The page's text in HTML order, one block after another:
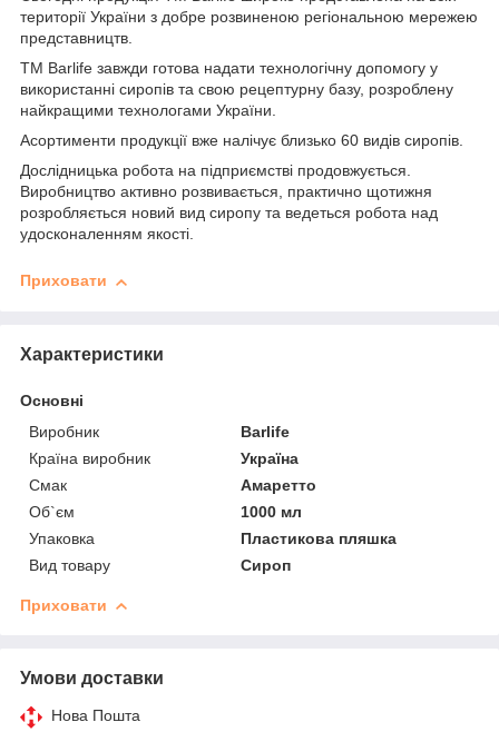
території України з добре розвиненою регіональною мережею
представництв.
ТМ Barlife завжди готова надати технологічну допомогу у
використанні сиропів та свою рецептурну базу, розроблену
найкращими технологами України.
Асортименти продукції вже налічує близько 60 видів сиропів.
Дослідницька робота на підприємстві продовжується.
Виробництво активно розвивається, практично щотижня
розробляється новий вид сиропу та ведеться робота над
удосконаленням якості.
Приховати
Характеристики
Основні
Виробник
Barlife
Країна виробник
Україна
Смак
Амаретто
Об`єм
1000 мл
Упаковка
Пластикова пляшка
Вид товару
Сироп
Приховати
Умови доставки
Нова Пошта